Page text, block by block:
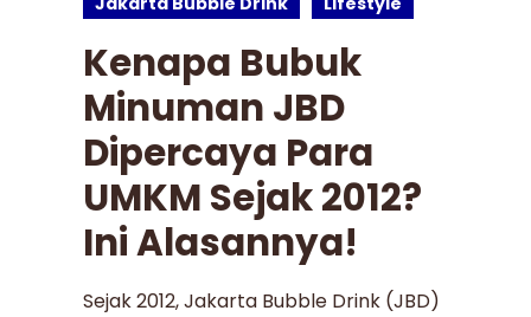
Kenapa Bubuk
Minuman JBD
Dipercaya Para
UMKM Sejak 2012?
Ini Alasannya!
Sejak 2012, Jakarta Bubble Drink (JBD)